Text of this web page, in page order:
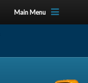
Main Menu